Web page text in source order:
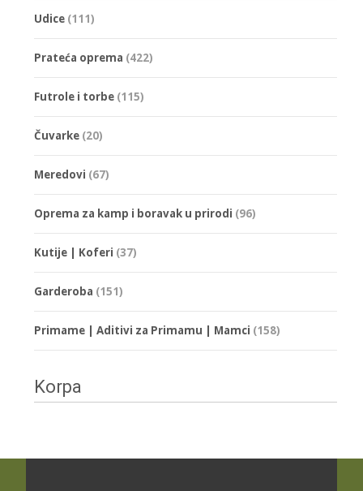
Udice (111)
Prateća oprema (422)
Futrole i torbe (115)
Čuvarke (20)
Meredovi (67)
Oprema za kamp i boravak u prirodi (96)
Kutije | Koferi (37)
Garderoba (151)
Primame | Aditivi za Primamu | Mamci (158)
Korpa